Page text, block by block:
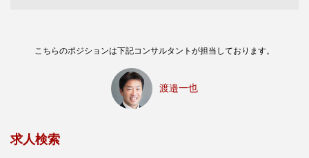
こちらのポジションは下記コンサルタントが担当しております。
渡邉一也
求人検索